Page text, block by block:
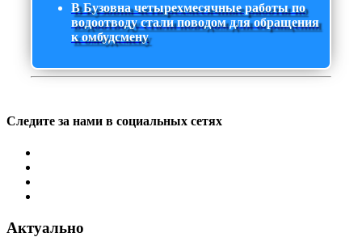
В Бузовна четырехмесячные работы по
водоотводу стали поводом для обращения
к омбудсмену
Следите за нами в социальных сетях
Актуально